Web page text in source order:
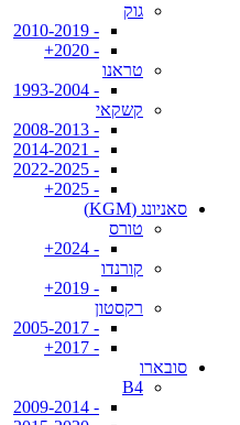
גוק
- 2010-2019
- 2020+
טראנו
- 1993-2004
קשקאי
- 2008-2013
- 2014-2021
- 2022-2025
- 2025+
סאניונג (KGM)
טורס
- 2024+
קורנדו
- 2019+
רקסטון
- 2005-2017
- 2017+
סובארו
B4
- 2009-2014